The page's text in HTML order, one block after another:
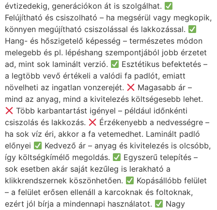
évtizedekig, generációkon át is szolgálhat.
Felújítható és csiszolható – ha megsérül vagy megkopik,
könnyen megújítható csiszolással és lakkozással.
Hang- és hőszigetelő képesség – természetes módon
melegebb és pl. lépéshang szempontjából jobb érzetet
ad, mint sok laminált verzió.
Esztétikus befektetés –
a legtöbb vevő értékeli a valódi fa padlót, emiatt
növelheti az ingatlan vonzerejét.
Magasabb ár –
mind az anyag, mind a kivitelezés költségesebb lehet.
Több karbantartást igényel – például időnkénti
csiszolás és lakkozás.
Érzékenyebb a nedvességre –
ha sok víz éri, akkor a fa vetemedhet. Laminált padló
előnyei
Kedvező ár – anyag és kivitelezés is olcsóbb,
így költségkímélő megoldás.
Egyszerű telepítés –
sok esetben akár saját kezűleg is lerakható a
klikkrendszernek köszönhetően.
Kopásállóbb felület
– a felület erősen ellenáll a karcoknak és foltoknak,
ezért jól bírja a mindennapi használatot.
Nagy